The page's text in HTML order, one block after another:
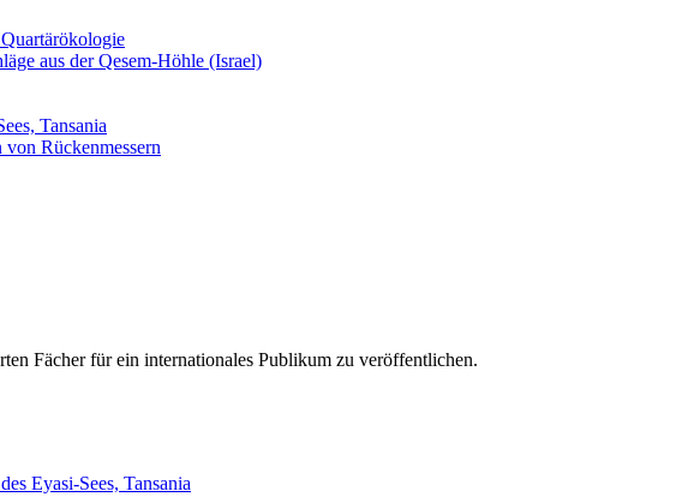
aus der Qesem-Höhle (Israel)
Tansania
Rückenmessern
Fächer für ein internationales Publikum zu veröffentlichen.
Eyasi-Sees, Tansania